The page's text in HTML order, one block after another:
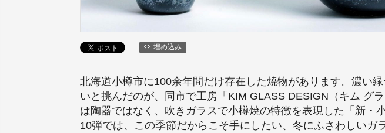
埋め込み
北海道小樽市に100余年間だけ存在した焼物があります。濃い
いと挑んだのが、同市で工房「KIM GLASS DESIGN（キム グ
は陶器ではなく、吹きガラスで小樽焼の特徴を表現した「新
10弾では、この季節だからこそ手にしたい、冬にふさわしい